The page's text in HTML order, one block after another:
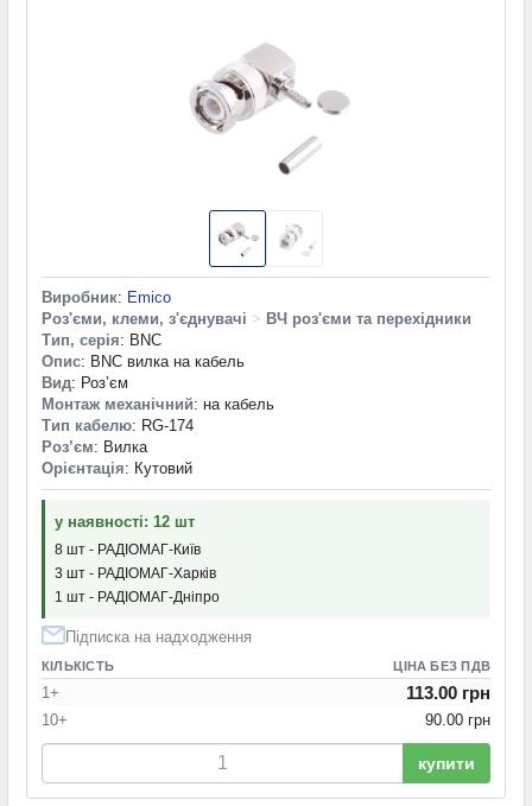
Виробник: Emico
Роз'єми, клеми, з'єднувачі > ВЧ роз'єми та перехідники
Тип, серія: BNC
Опис: BNC вилка на кабель
Вид: Роз’єм
Монтаж механічний: на кабель
Тип кабелю: RG-174
Роз’єм: Вилка
Орієнтація: Кутовий
у наявності: 12 шт
8 шт - РАДІОМАГ-Київ
3 шт - РАДІОМАГ-Харків
1 шт - РАДІОМАГ-Дніпро
Підписка на надходження
КІЛЬКІСТЬ ЦІНА БЕЗ ПДВ
1+ 113.00 грн
10+ 90.00 грн
купити